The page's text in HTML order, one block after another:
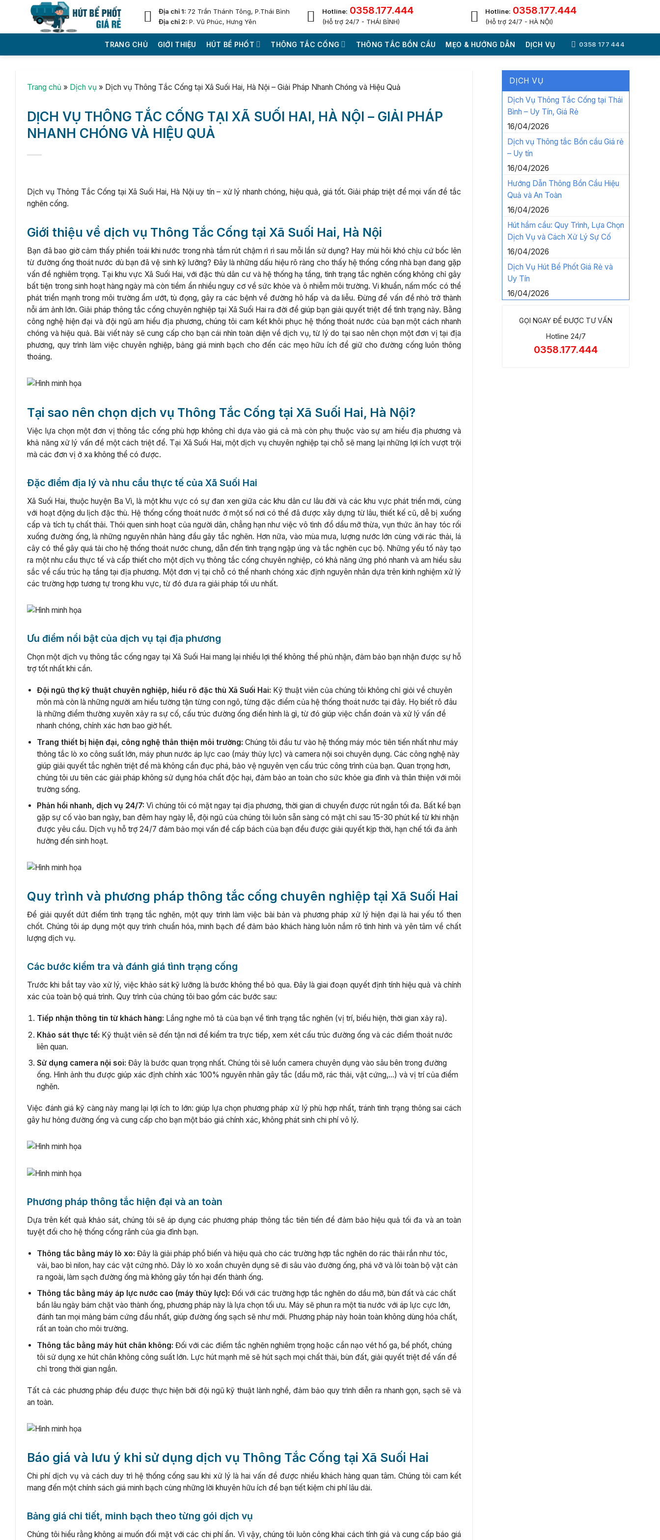
Địa chỉ 1: 72 Trần Thánh Tông, P.Thái Bình
Địa chỉ 2:P. Vũ Phúc, Hưng Yên
Hotline: 0358.177.444
(Hỗ trợ 24/7 - THÁI BÌNH)
Hotline: 0358.177.444
(Hỗ trợ 24/7 - HÀ NỘI)
TRANG CHỦ GIỚI THIỆU HÚT BỂ PHỐT THÔNG TẮC CỐNG THÔNG TẮC BỒN CẦU MẸO & HƯỚNG DẪN DỊCH VỤ 0358 177 444
Trang chủ » Dịch vụ » Dịch vụ Thông Tắc Cống tại Xã Suối Hai, Hà Nội – Giải Pháp Nhanh Chóng và Hiệu Quả
DỊCH VỤ THÔNG TẮC CỐNG TẠI XÃ SUỐI HAI, HÀ NỘI – GIẢI PHÁP
NHANH CHÓNG VÀ HIỆU QUẢ
Dịch vụ Thông Tắc Cống tại Xã Suối Hai, Hà Nội uy tín – xử lý nhanh chóng, hiệu quả, giá tốt. Giải pháp triệt để mọi vấn đề tắc
nghẽn cống.
Giới thiệu về dịch vụ Thông Tắc Cống tại Xã Suối Hai, Hà Nội
Bạn đã bao giờ cảm thấy phiền toái khi nước trong nhà tắm rút chậm rì rì sau mỗi lần sử dụng? Hay mùi hôi khó chịu cứ bốc lên
từ đường ống thoát nước dù bạn đã vệ sinh kỹ lưỡng? Đây là những dấu hiệu rõ ràng cho thấy hệ thống cống nhà bạn đang gặp
vấn đề nghiêm trọng. Tại khu vực Xã Suối Hai, với đặc thù dân cư và hệ thống hạ tầng, tình trạng tắc nghẽn cống không chỉ gây
bất tiện trong sinh hoạt hàng ngày mà còn tiềm ẩn nhiều nguy cơ về sức khỏe và ô nhiễm môi trường. Vi khuẩn, nấm mốc có thể
phát triển mạnh trong môi trường ẩm ướt, tù đọng, gây ra các bệnh về đường hô hấp và da liễu. Đừng để vấn đề nhỏ trở thành
nỗi ám ảnh lớn. Giải pháp thông tắc cống chuyên nghiệp tại Xã Suối Hai ra đời để giúp bạn giải quyết triệt để tình trạng này. Bằng
công nghệ hiện đại và đội ngũ am hiểu địa phương, chúng tôi cam kết khôi phục hệ thống thoát nước của bạn một cách nhanh
chóng và hiệu quả. Bài viết này sẽ cung cấp cho bạn cái nhìn toàn diện về dịch vụ, từ lý do tại sao nên chọn một đơn vị tại địa
phương, quy trình làm việc chuyên nghiệp, bảng giá minh bạch cho đến các mẹo hữu ích để giữ cho đường cống luôn thông
thoáng.
Tại sao nên chọn dịch vụ Thông Tắc Cống tại Xã Suối Hai, Hà Nội?
Việc lựa chọn một đơn vị thông tắc cống phù hợp không chỉ dựa vào giá cả mà còn phụ thuộc vào sự am hiểu địa phương và
khả năng xử lý vấn đề một cách triệt để. Tại Xã Suối Hai, một dịch vụ chuyên nghiệp tại chỗ sẽ mang lại những lợi ích vượt trội
mà các đơn vị ở xa không thể có được.
Đặc điểm địa lý và nhu cầu thực tế của Xã Suối Hai
Xã Suối Hai, thuộc huyện Ba Vì, là một khu vực có sự đan xen giữa các khu dân cư lâu đời và các khu vực phát triển mới, cùng
với hoạt động du lịch đặc thù. Hệ thống cống thoát nước ở một số nơi có thể đã được xây dựng từ lâu, thiết kế cũ, dễ bị xuống
cấp và tích tụ chất thải. Thói quen sinh hoạt của người dân, chẳng hạn như việc vô tình đổ dầu mỡ thừa, vụn thức ăn hay tóc rối
xuống đường ống, là những nguyên nhân hàng đầu gây tắc nghẽn. Hơn nữa, vào mùa mưa, lượng nước lớn cùng với rác thải, lá
cây có thể gây quá tải cho hệ thống thoát nước chung, dẫn đến tình trạng ngập úng và tắc nghẽn cục bộ. Những yếu tố này tạo
ra một nhu cầu thực tế và cấp thiết cho một dịch vụ thông tắc cống chuyên nghiệp, có khả năng ứng phó nhanh và am hiểu sâu
sắc về cấu trúc hạ tầng tại địa phương. Một đơn vị tại chỗ có thể nhanh chóng xác định nguyên nhân dựa trên kinh nghiệm xử lý
các trường hợp tương tự trong khu vực, từ đó đưa ra giải pháp tối ưu nhất.
Ưu điểm nổi bật của dịch vụ tại địa phương
Chọn một dịch vụ thông tắc cống ngay tại Xã Suối Hai mang lại nhiều lợi thế không thể phủ nhận, đảm bảo bạn nhận được sự hỗ
trợ tốt nhất khi cần.
Đội ngũ thợ kỹ thuật chuyên nghiệp, hiểu rõ đặc thù Xã Suối Hai: Kỹ thuật viên của chúng tôi không chỉ giỏi về chuyên
môn mà còn là những người am hiểu tường tận từng con ngõ, từng đặc điểm của hệ thống thoát nước tại đây. Họ biết rõ đâu
là những điểm thường xuyên xảy ra sự cố, cấu trúc đường ống điển hình là gì, từ đó giúp việc chẩn đoán và xử lý vấn đề
nhanh chóng, chính xác hơn bao giờ hết.
Trang thiết bị hiện đại, công nghệ thân thiện môi trường: Chúng tôi đầu tư vào hệ thống máy móc tiên tiến nhất như máy
thông tắc lò xo công suất lớn, máy phun nước áp lực cao (máy thủy lực) và camera nội soi chuyên dụng. Các công nghệ này
giúp giải quyết tắc nghẽn triệt để mà không cần đục phá, bảo vệ nguyên vẹn cấu trúc công trình của bạn. Quan trọng hơn,
chúng tôi ưu tiên các giải pháp không sử dụng hóa chất độc hại, đảm bảo an toàn cho sức khỏe gia đình và thân thiện với môi
trường sống.
Phản hồi nhanh, dịch vụ 24/7: Vì chúng tôi có mặt ngay tại địa phương, thời gian di chuyển được rút ngắn tối đa. Bất kể bạn
gặp sự cố vào ban ngày, ban đêm hay ngày lễ, đội ngũ của chúng tôi luôn sẵn sàng có mặt chỉ sau 15-30 phút kể từ khi nhận
được yêu cầu. Dịch vụ hỗ trợ 24/7 đảm bảo mọi vấn đề cấp bách của bạn đều được giải quyết kịp thời, hạn chế tối đa ảnh
hưởng đến sinh hoạt.
Quy trình và phương pháp thông tắc cống chuyên nghiệp tại Xã Suối Hai
Để giải quyết dứt điểm tình trạng tắc nghẽn, một quy trình làm việc bài bản và phương pháp xử lý hiện đại là hai yếu tố then
chốt. Chúng tôi áp dụng một quy trình chuẩn hóa, minh bạch để đảm bảo khách hàng luôn nắm rõ tình hình và yên tâm về chất
lượng dịch vụ.
Các bước kiểm tra và đánh giá tình trạng cống
Trước khi bắt tay vào xử lý, việc khảo sát kỹ lưỡng là bước không thể bỏ qua. Đây là giai đoạn quyết định tính hiệu quả và chính
xác của toàn bộ quá trình. Quy trình của chúng tôi bao gồm các bước sau:
Tiếp nhận thông tin từ khách hàng: Lắng nghe mô tả của bạn về tình trạng tắc nghẽn (vị trí, biểu hiện, thời gian xảy ra).
Khảo sát thực tế: Kỹ thuật viên sẽ đến tận nơi để kiểm tra trực tiếp, xem xét cấu trúc đường ống và các điểm thoát nước
liên quan.
Sử dụng camera nội soi: Đây là bước quan trọng nhất. Chúng tôi sẽ luồn camera chuyên dụng vào sâu bên trong đường
ống. Hình ảnh thu được giúp xác định chính xác 100% nguyên nhân gây tắc (dầu mỡ, rác thải, vật cứng,…) và vị trí của điểm
nghẽn.
Việc đánh giá kỹ càng này mang lại lợi ích to lớn: giúp lựa chọn phương pháp xử lý phù hợp nhất, tránh tình trạng thông sai cách
gây hư hỏng đường ống và cung cấp cho bạn một báo giá chính xác, không phát sinh chi phí vô lý.
Phương pháp thông tắc hiện đại và an toàn
Dựa trên kết quả khảo sát, chúng tôi sẽ áp dụng các phương pháp thông tắc tiên tiến để đảm bảo hiệu quả tối đa và an toàn
tuyệt đối cho hệ thống cống rãnh của gia đình bạn.
Thông tắc bằng máy lò xo: Đây là giải pháp phổ biến và hiệu quả cho các trường hợp tắc nghẽn do rác thải rắn như tóc,
vải, bao bì nilon, hay các vật cứng nhỏ. Dây lò xo xoắn chuyên dụng sẽ đi sâu vào đường ống, phá vỡ và lôi toàn bộ vật cản
ra ngoài, làm sạch đường ống mà không gây tổn hại đến thành ống.
Thông tắc bằng máy áp lực nước cao (máy thủy lực): Đối với các trường hợp tắc nghẽn do dầu mỡ, bùn đất và các chất
bẩn lâu ngày bám chặt vào thành ống, phương pháp này là lựa chọn tối ưu. Máy sẽ phun ra một tia nước với áp lực cực lớn,
đánh tan mọi mảng bám cứng đầu nhất, giúp đường ống sạch sẽ như mới. Phương pháp này hoàn toàn không dùng hóa chất,
rất an toàn cho môi trường.
Thông tắc bằng máy hút chân không: Đối với các điểm tắc nghẽn nghiêm trọng hoặc cần nạo vét hố ga, bể phốt, chúng
tôi sử dụng xe hút chân không công suất lớn. Lực hút mạnh mẽ sẽ hút sạch mọi chất thải, bùn đất, giải quyết triệt để vấn đề
chỉ trong thời gian ngắn.
Tất cả các phương pháp đều được thực hiện bởi đội ngũ kỹ thuật lành nghề, đảm bảo quy trình diễn ra nhanh gọn, sạch sẽ và
an toàn.
Báo giá và lưu ý khi sử dụng dịch vụ Thông Tắc Cống tại Xã Suối Hai
Chi phí dịch vụ và cách duy trì hệ thống cống sau khi xử lý là hai vấn đề được nhiều khách hàng quan tâm. Chúng tôi cam kết
mang đến một chính sách giá minh bạch cùng những lời khuyên hữu ích để bạn tiết kiệm chi phí lâu dài.
Bảng giá chi tiết, minh bạch theo từng gói dịch vụ
Chúng tôi hiểu rằng không ai muốn đối mặt với các chi phí ẩn. Vì vậy, chúng tôi luôn công khai cách tính giá và cung cấp báo giá
DỊCH VỤ
Dịch Vụ Thông Tắc Cống tại Thái
Bình – Uy Tín, Giá Rẻ
16/04/2026
Dịch vụ Thông tắc Bồn cầu Giá rẻ
– Uy tín
16/04/2026
Hướng Dẫn Thông Bồn Cầu Hiệu
Quả và An Toàn
16/04/2026
Hút hầm cầu: Quy Trình, Lựa Chọn
Dịch Vụ và Cách Xử Lý Sự Cố
16/04/2026
Dịch Vụ Hút Bể Phốt Giá Rẻ và
Uy Tín
16/04/2026
GỌI NGAY ĐỂ ĐƯỢC TƯ VẤN
Hotline 24/7
0358.177.444